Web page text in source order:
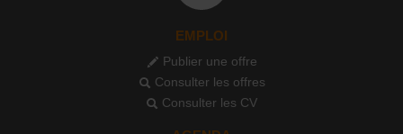
EMPLOI
Publier une offre
Consulter les offres
Consulter les CV